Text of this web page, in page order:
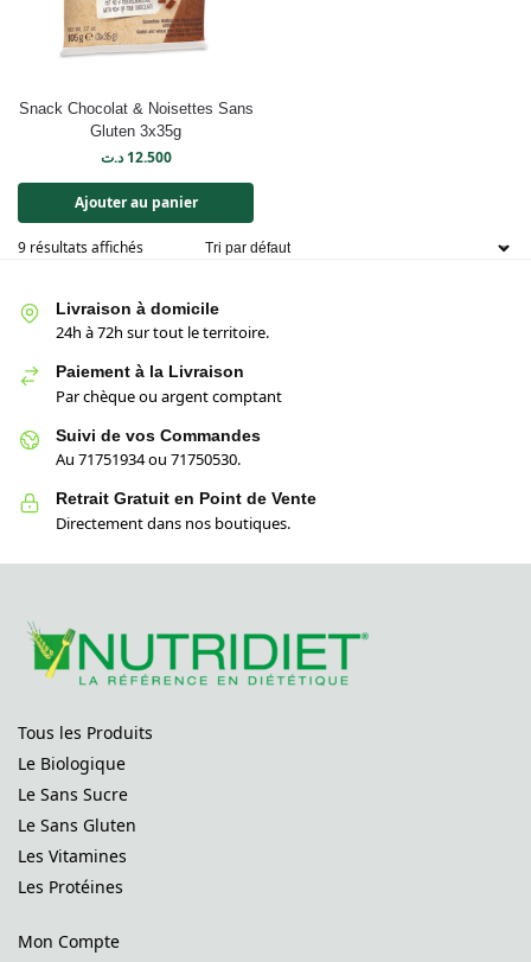
Snack Chocolat & Noisettes Sans
Gluten 3x35g
12.500 د.ت
Ajouter au panier
9 résultats affichés
Livraison à domicile
24h à 72h sur tout le territoire.
Paiement à la Livraison
Par chèque ou argent comptant
Suivi de vos Commandes
Au 71751934 ou 71750530.
Retrait Gratuit en Point de Vente
Directement dans nos boutiques.
Tous les Produits
Le Biologique
Le Sans Sucre
Le Sans Gluten
Les Vitamines
Les Protéines
Mon Compte